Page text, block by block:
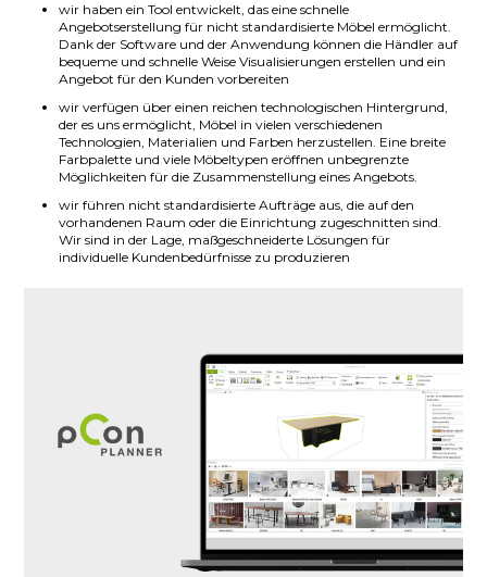
wir haben ein Tool entwickelt, das eine schnelle
Angebotserstellung für nicht standardisierte Möbel ermöglicht.
Dank der Software und der Anwendung können die Händler auf
bequeme und schnelle Weise Visualisierungen erstellen und ein
Angebot für den Kunden vorbereiten
wir verfügen über einen reichen technologischen Hintergrund,
der es uns ermöglicht, Möbel in vielen verschiedenen
Technologien, Materialien und Farben herzustellen. Eine breite
Farbpalette und viele Möbeltypen eröffnen unbegrenzte
Möglichkeiten für die Zusammenstellung eines Angebots.
wir führen nicht standardisierte Aufträge aus, die auf den
vorhandenen Raum oder die Einrichtung zugeschnitten sind.
Wir sind in der Lage, maßgeschneiderte Lösungen für
individuelle Kundenbedürfnisse zu produzieren